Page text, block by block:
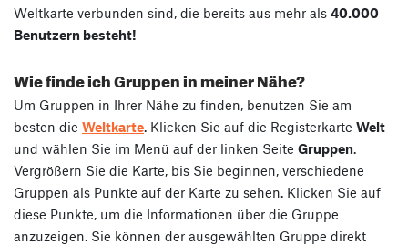
Weltkarte verbunden sind, die bereits aus mehr als 40.000
Benutzern besteht!
Wie finde ich Gruppen in meiner Nähe?
Um Gruppen in Ihrer Nähe zu finden, benutzen Sie am
besten die Weltkarte. Klicken Sie auf die Registerkarte Welt
und wählen Sie im Menü auf der linken Seite Gruppen.
Vergrößern Sie die Karte, bis Sie beginnen, verschiedene
Gruppen als Punkte auf der Karte zu sehen. Klicken Sie auf
diese Punkte, um die Informationen über die Gruppe
anzuzeigen. Sie können der ausgewählten Gruppe direkt